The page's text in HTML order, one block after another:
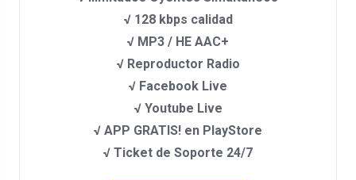
√ 128 kbps calidad
√ MP3 / HE AAC+
√ Reproductor Radio
√ Facebook Live
√ Youtube Live
√ APP GRATIS! en PlayStore
√ Ticket de Soporte 24/7